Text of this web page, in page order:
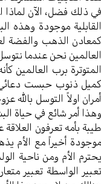
في ذلك فضل، الآن لماذا
القابلية موجودة وهذه
كمعادن الذهب والفضة
العالمين نحن عندما
المتوترة برب العالمين
كميل ذنوب حبست دعائي
أمران اولاً التوسل
وهذا أمر شائع في حياة
طيبة بأمه تعرفون العلاقة
موجودة أخيراً مع الأم
يحترم الأم ومن ناحية
تعبير الواسطة تعبير